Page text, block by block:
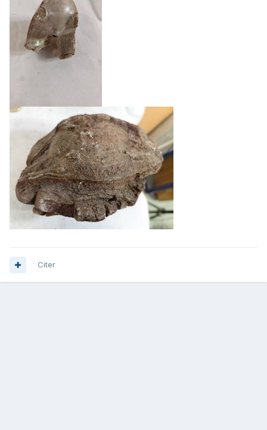
Citer